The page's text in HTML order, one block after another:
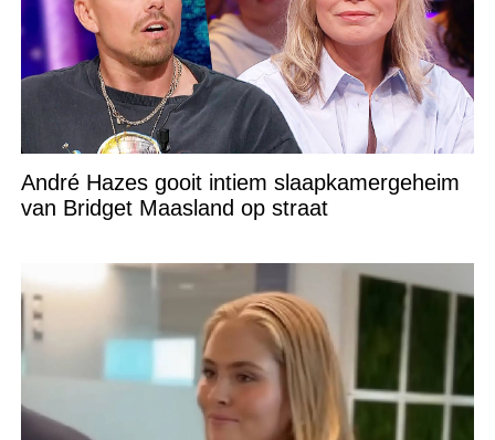
André Hazes gooit intiem slaapkamergeheim
van Bridget Maasland op straat